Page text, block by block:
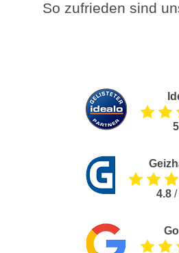
So zufrieden sind
5
4.8 /